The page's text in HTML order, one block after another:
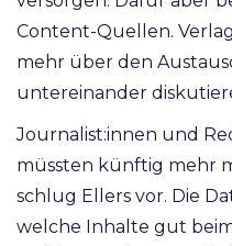
Content-Quellen.
mehr über den
untereinander
Journalist:innen und
müssten künftig mehr
schlug Ellers vor. Die
welche Inhalte gut